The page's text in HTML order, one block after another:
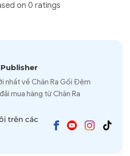
on 0 ratings
nhất về Chăn Ra Gối Đệm
mua hàng từ Chăn Ra
trên các